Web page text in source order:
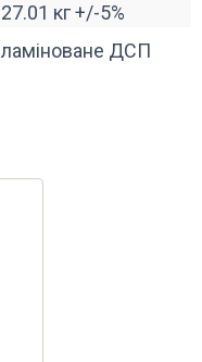
27.01 кг +/-5%
ламіноване ДСП